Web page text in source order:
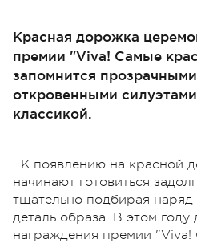
Красная дорожка
премии "Viva! Самые
запомнится
откровенными
классикой.
К появлению на красной
начинают готовиться
тщательно подбирая
деталь образа. В этом
награждения премии